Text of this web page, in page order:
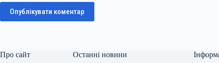
Опублікувати коментар
Про сайт Останні новини